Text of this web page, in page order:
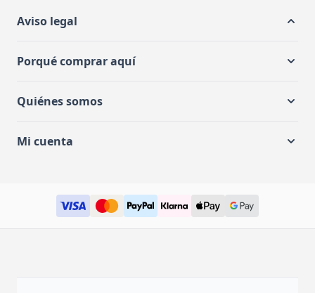
Aviso legal
Porqué comprar aquí
Quiénes somos
Mi cuenta